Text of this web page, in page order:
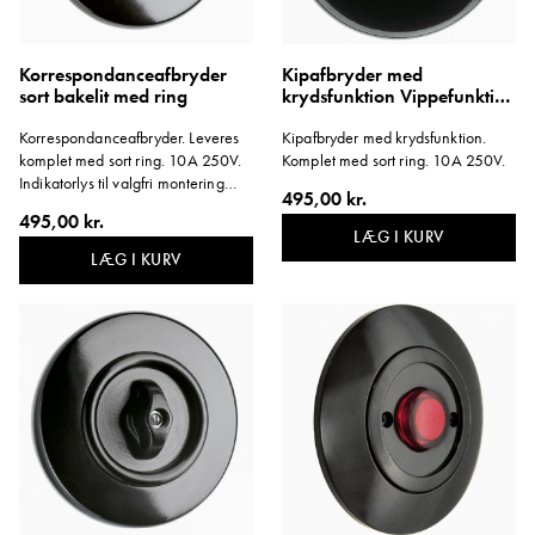
Korrespondanceafbryder
sort bakelit med ring
Korrespondanceafbryder. Leveres
komplet med sort ring. 10A 250V.
Indikatorlys til valgfri montering
lampen i rummet er tændt.
495,00 kr.
LÆG I KURV
Kipafbryder med
krydsfunktion Vippefunktion
Kipafbryder med krydsfunktion.
Komplet med sort ring. 10A 250V.
495,00 kr.
LÆG I KURV